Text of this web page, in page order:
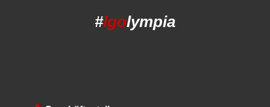
#lgolympia